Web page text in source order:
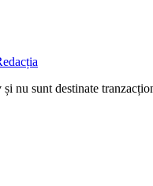
nu sunt destinate